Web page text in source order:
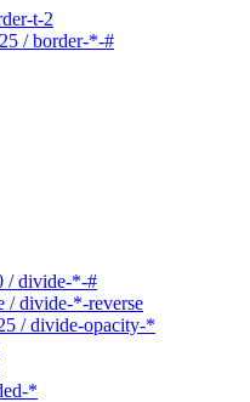
t-2
/ border-*-#
/ divide-*-#
/ divide-*-reverse
/ divide-opacity-*
*